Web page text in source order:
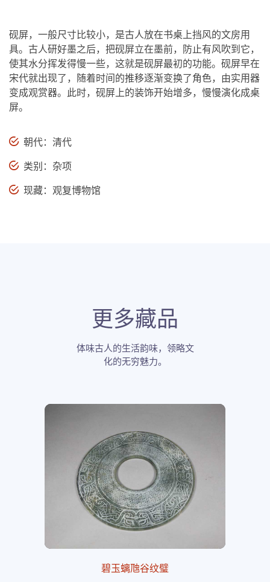
砚屏，一般尺寸比较小，是古人放在书桌上挡风的文房用
具。古人研好墨之后，把砚屏立在墨前，防止有风吹到它，
使其水分挥发得慢一些，这就是砚屏最初的功能。砚屏早在
宋代就出现了，随着时间的推移逐渐变换了角色，由实用器
变成观赏器。此时，砚屏上的装饰开始增多，慢慢演化成桌
屏。
朝代：清代
类别：杂项
现藏：观复博物馆
更多藏品
体味古人的生活韵味，领略文
化的无穷魅力。
碧玉螭虺谷纹璧